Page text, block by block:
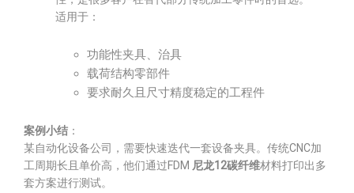
适用于：
功能性夹具、治具
载荷结构零部件
要求耐久且尺寸精度稳定的工程件
案例小结 ：
某自动化设备公司，需要快速迭代一套设备夹具。传统CNC加
工周期长且单价高，他们通过FDM 尼龙12碳纤维材料打印出多
套方案进行测试。